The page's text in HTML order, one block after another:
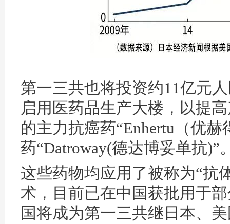
第一三共也将投资约11亿元
启用医药品生产大楼，以提
的主力抗癌药“Enhertu（优
药“Datroway(德达博妥单抗)”
这些药物均应用了被称为“抗
术，目前已在中国获批用于
国将成为第一三共继日本、